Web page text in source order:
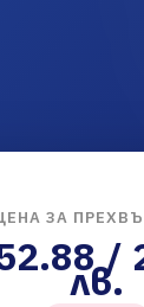
ЗА
/
лв.